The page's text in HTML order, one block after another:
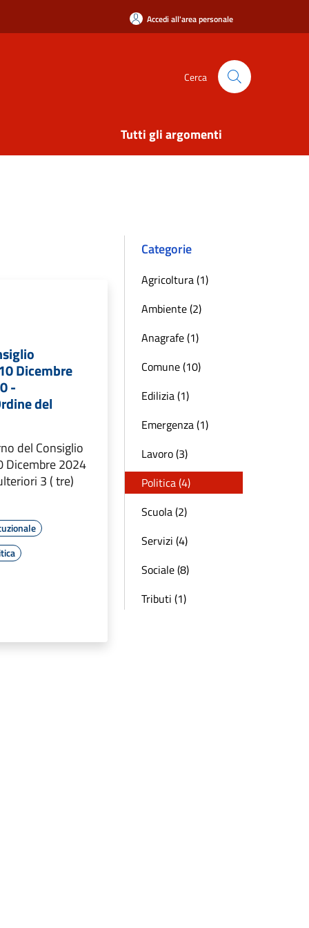
Accedi all'area personale
Cerca
Tutti gli argomenti
Dicembre
-
del
del Consiglio
Dicembre 2024
3 ( tre)
Categorie
Agricoltura (1)
Ambiente (2)
Anagrafe (1)
Comune (10)
Edilizia (1)
Emergenza (1)
Lavoro (3)
Politica (4)
Scuola (2)
Servizi (4)
Sociale (8)
Tributi (1)